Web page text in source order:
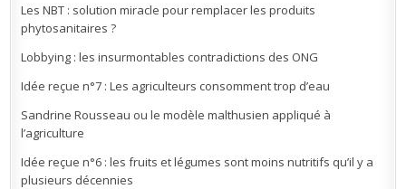
Les NBT : solution miracle pour remplacer les produits
phytosanitaires ?
Lobbying : les insurmontables contradictions des ONG
Idée reçue n°7 : Les agriculteurs consomment trop d’eau
Sandrine Rousseau ou le modèle malthusien appliqué à
l’agriculture
Idée reçue n°6 : les fruits et légumes sont moins nutritifs qu’il y a
plusieurs décennies